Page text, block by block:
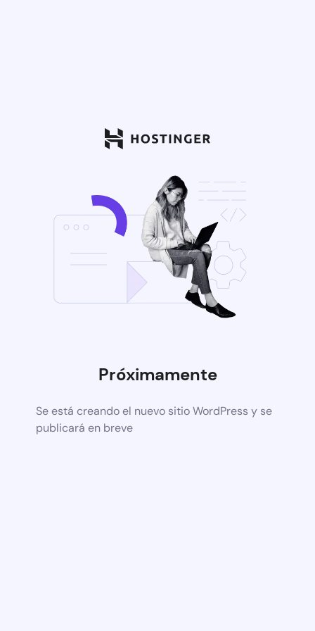
Próximamente
Se está creando el nuevo sitio WordPress y se
publicará en breve